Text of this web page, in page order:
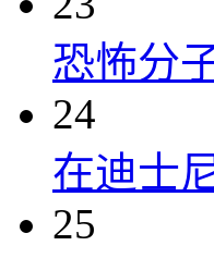
恐怖分
24
在迪士
25